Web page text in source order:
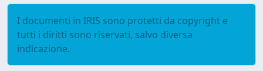
I documenti in IRIS sono protetti da copyright e
tutti i diritti sono riservati, salvo diversa
indicazione.